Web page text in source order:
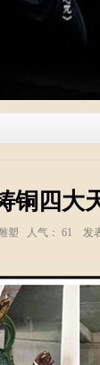
铜四大
塑 人气： 61 发